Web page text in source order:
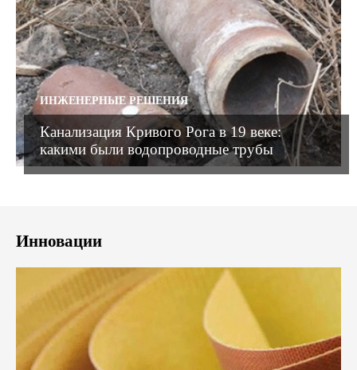
ИНЖЕНЕРНЫЕ РЕШЕНИЯ
Канализация Кривого Рога в 19 веке:
какими были водопроводные трубы
Инновации